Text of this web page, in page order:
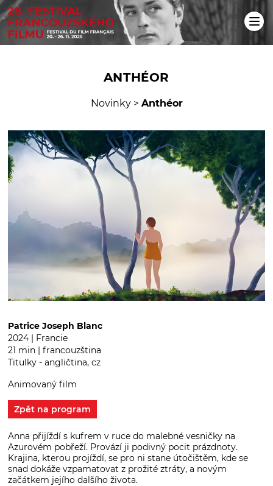
ANTHÉOR
Novinky> Anthéor
Patrice Joseph Blanc
2024 | Francie
21 min | francouzština
Titulky - angličtina, cz
Animovaný film
Zpět na program
Anna přijíždí s kufrem v ruce do malebné vesničky na
Azurovém pobřeží. Provází ji podivný pocit prázdnoty.
Krajina, kterou projíždí, se pro ni stane útočištěm, kde se
snad dokáže vzpamatovat z prožité ztráty, a novým
začátkem jejího dalšího života.